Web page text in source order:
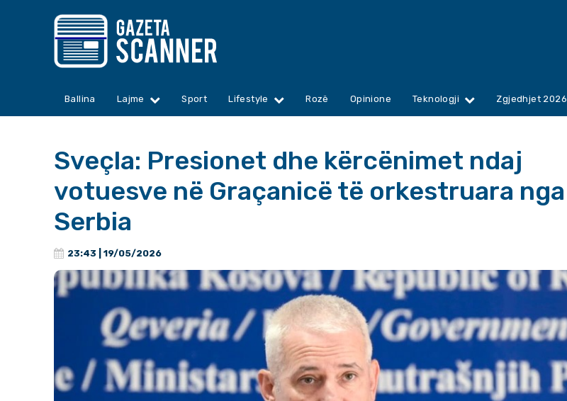
Ballina Lajme Sport Lifestyle Rozë Opinione Teknologji Zgjedhjet 2026
Sveçla: Presionet dhe kërcënimet ndaj
votuesve në Graçanicë të orkestruara nga
Serbia
23:43 | 19/05/2026